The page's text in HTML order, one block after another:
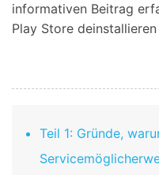
informativen Beitrag
Play Store
Teil 1: Gründe,